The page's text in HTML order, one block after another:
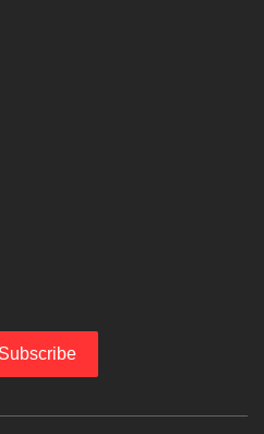
Subscribe